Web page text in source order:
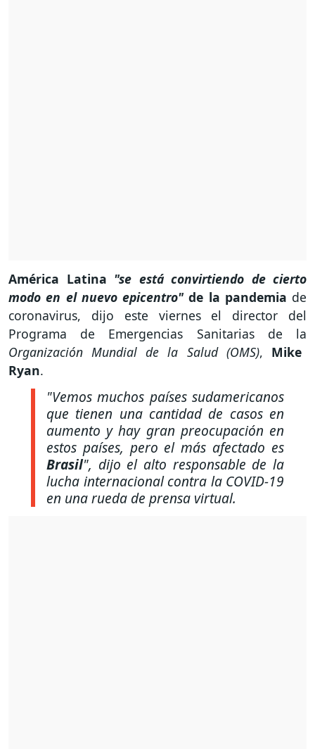
América Latina "se está convirtiendo de cierto
modo en el nuevo epicentro" de la pandemia de
coronavirus, dijo este viernes el director del
Programa de Emergencias Sanitarias de la
Organización Mundial de la Salud (OMS), Mike
Ryan.
"Vemos muchos países sudamericanos
que tienen una cantidad de casos en
aumento y hay gran preocupación en
estos países, pero el más afectado es
Brasil", dijo el alto responsable de la
lucha internacional contra la COVID-19
en una rueda de prensa virtual.